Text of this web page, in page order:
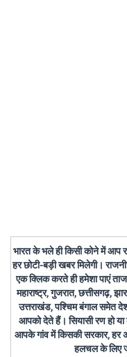
भारत के भले ही किसी कोने में आप
हर छोटी-बड़ी खबर मिलेगी।
एक क्लिक करते ही हमेशा पाएं
महाराष्ट्र, गुजरात, छत्तीसगढ़,
उत्तराखंड, पश्चिम बंगाल समेत
आपको देते हैं। सियासी रण हो
आपके गांव में किसकी सरकार, हर
हलचल के लिए